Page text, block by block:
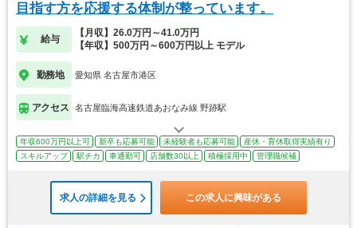
目指す方を応援する体制が整っています。
給与
【月収】26.0万円～41.0万円
【年収】500万円～600万円以上 モデル
勤務地 愛知県 名古屋市港区
アクセス 名古屋臨海高速鉄道あおなみ線 野跡駅
年収600万円以上可 新卒も応募可能 未経験者も応募可能
産休・育休取得実績有り
スキルアップ
駅チカ 車通勤可 店舗数30以上 積極採用中 管理職候補
求人の詳細を見る この求人に興味がある